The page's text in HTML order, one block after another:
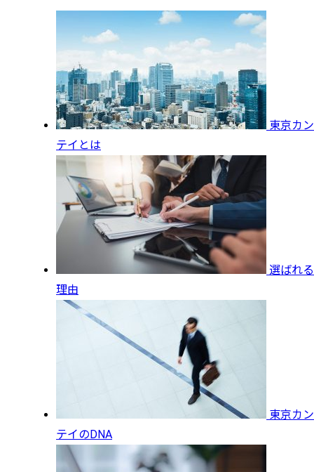
東京カン
テイとは
選ばれる
理由
東京カン
テイのDNA